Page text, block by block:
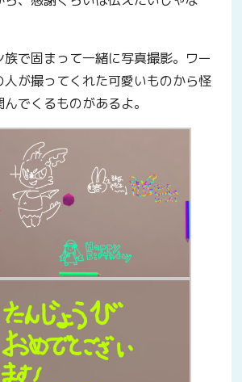
で固まって一緒に写真撮影。ワー
が撮ってくれた可愛いものから怪
でくるものがあるよ。